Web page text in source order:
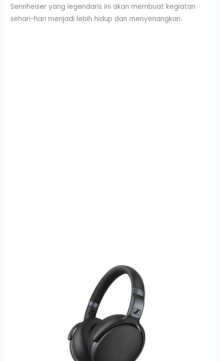
Sennheiser yang legendaris ini akan membuat kegiatan
sehari-hari menjadi lebih hidup dan menyenangkan.